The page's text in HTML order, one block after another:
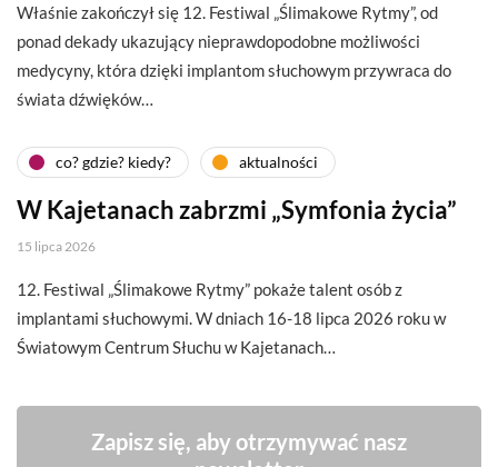
Właśnie zakończył się 12. Festiwal „Ślimakowe Rytmy”, od
ponad dekady ukazujący nieprawdopodobne możliwości
medycyny, która dzięki implantom słuchowym przywraca do
świata dźwięków…
co? gdzie? kiedy? aktualności
W Kajetanach zabrzmi „Symfonia życia”
15 lipca 2026
12. Festiwal „Ślimakowe Rytmy” pokaże talent osób z
implantami słuchowymi. W dniach 16-18 lipca 2026 roku w
Światowym Centrum Słuchu w Kajetanach…
Zapisz się, aby otrzymywać nasz